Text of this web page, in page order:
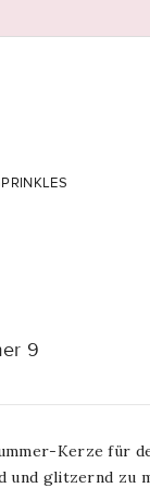
9
Kerze für
glitzernd zu